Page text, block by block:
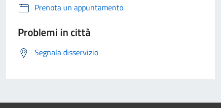
Prenota un appuntamento
Problemi in città
Segnala disservizio